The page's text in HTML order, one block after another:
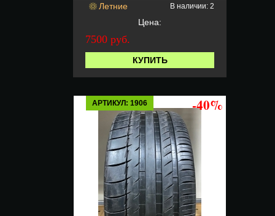
Летние В наличии: 2
Цена:
7500 руб.
КУПИТЬ
АРТИКУЛ: 1906 -40%